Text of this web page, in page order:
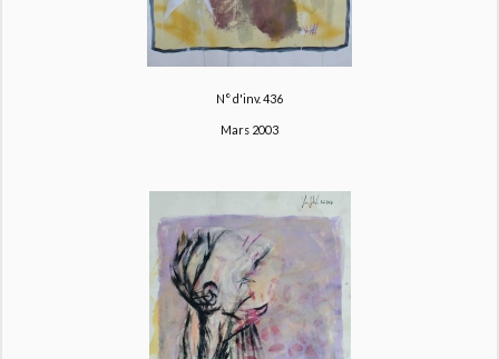
N° d'inv. 436
Mars 2003